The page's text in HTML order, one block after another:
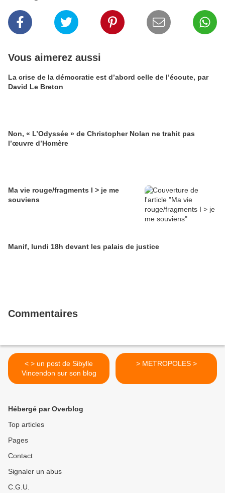
Vous aimerez aussi
La crise de la démocratie est d’abord celle de l’écoute, par
David Le Breton
Non, « L’Odyssée » de Christopher Nolan ne trahit pas
l’œuvre d’Homère
Ma vie rouge/fragments I > je me
souviens
Manif, lundi 18h devant les palais de justice
Commentaires
< > un post de Sibylle
Vincendon sur son blog
> METROPOLES >
Hébergé par Overblog
Top articles
Pages
Contact
Signaler un abus
C.G.U.